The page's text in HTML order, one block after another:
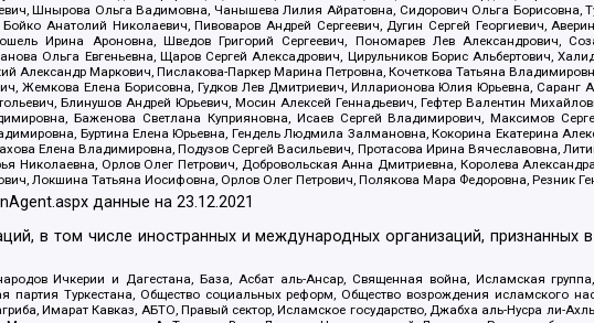
Шнырова Ольга Вадимовна, Чанышева Лилия Айратовна, Сидорович Ольга Борисовна,
Анатолий Николаевич, Пивоваров Андрей Сергеевич, Дугин Сергей Георгиевич,
Ирина Ароновна, Шведов Григорий Сергеевич, Пономарев Лев Александрович,
Ольга Евгеньевна, Щаров Сергей Алексадрович, Цирульников Борис Альбертович,
Александр Маркович, Пислакова-Паркер Марина Петровна, Кочеткова Татьяна
Жемкова Елена Борисовна, Гудков Лев Дмитриевич, Илларионова Юлия Юрьевна,
Блинушов Андрей Юрьевич, Мосин Алексей Геннадьевич, Гефтер Валентин
Баженова Светлана Куприяновна, Исаев Сергей Владимирович, Максимов
Буртина Елена Юрьевна, Гендель Людмила Залмановна, Кокорина Екатерина
Елена Владимировна, Подузов Сергей Васильевич, Протасова Ирина Вячеславовна,
Николаевна, Орлов Олег Петрович, Добровольская Анна Дмитриевна, Королева
Локшина Татьяна Иосифовна, Орлов Олег Петрович, Полякова Мара Федоровна, Резник
данные на23.12.2021
в том числе иностранных и международных организаций, признанных
Ичкерии и Дагестана, База, Асбат аль-Ансар, Священная война, Исламская
партия Туркестана, Общество социальных реформ, Общество возрождения
Имарат Кавказ, АБТО, Правый сектор, Исламское государство, Джабха аль-Нусра